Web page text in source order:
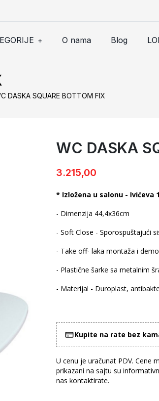
+ O nama Blog
DASKA SQUARE BOTTOM FIX
WC DASKA
3.215,00
* Izložena u salonu - Ivićeva 1
- Dimenzija 44,4x36cm
- Soft Close - Sporospuštajući
- Take off- laka montaža i
- Plastične šarke sa metalnim
- Materijal - Duroplast,
Kupite na rate bez
U cenu je uračunat PDV. Cene
prikazani na sajtu su
nas kontaktirate.